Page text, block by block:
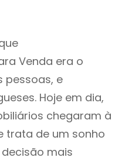
Venda era o
pessoas, e
Hoje em dia,
chegaram à
trata de um sonho
mais